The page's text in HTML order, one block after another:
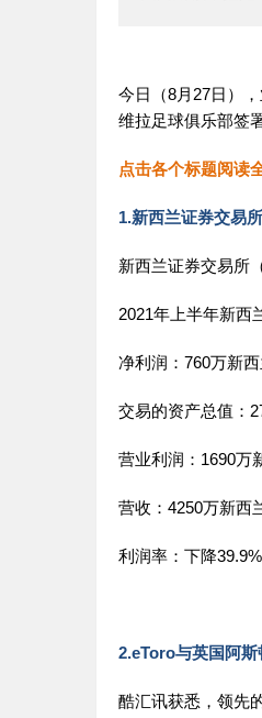
今日（8月27日）
维拉足球俱乐部签
点击各个标题阅读
1.新西兰证券交易
新西兰证券交易所
2021年上半年新西
净利润：760万新
交易的资产总值：
营业利润：1690万
营收：4250万新西
利润率：下降39.9%
2.eToro与英国阿
酷汇讯获悉，领先